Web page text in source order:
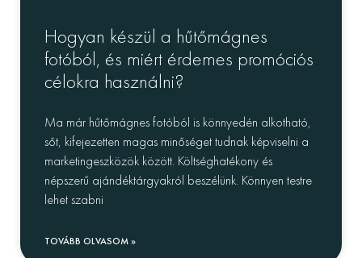
Hogyan készül a hűtőmágnes
fotóból, és miért érdemes promóciós
célokra használni?
Ma már hűtőmágnes fotóból is könnyedén alkotható,
sőt, kifejezetten magas minőséget tudnak képviselni a
marketingeszközök között. Költséghatékony és
népszerű ajándéktárgyakról beszélünk. Könnyen testre
lehet szabni
TOVÁBB OLVASOM »